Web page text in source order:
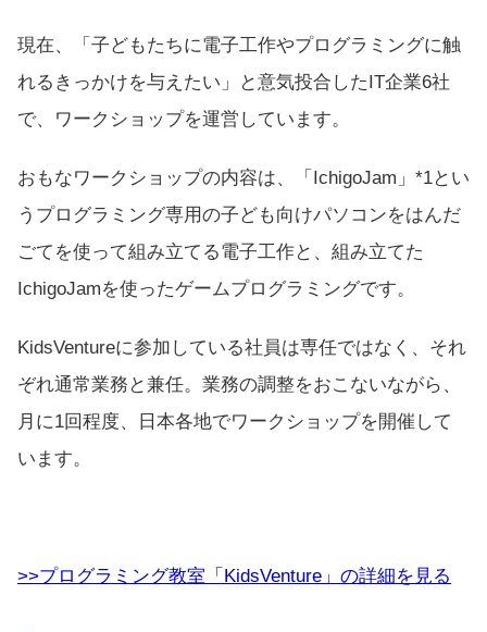
現在、「子どもたちに電子工作やプログラミングに触
れるきっかけを与えたい」と意気投合したIT企業6社
で、ワークショップを運営しています。
おもなワークショップの内容は、「IchigoJam」 *1とい
うプログラミング専用の子ども向けパソコンをはんだ
ごてを使って組み立てる電子工作と、組み立てた
IchigoJamを使ったゲームプログラミングです。
KidsVentureに参加している社員は専任ではなく、それ
ぞれ通常業務と兼任。業務の調整をおこないながら、
月に1回程度、日本各地でワークショップを開催して
います。
>>プログラミング教室「KidsVenture」の詳細を見る